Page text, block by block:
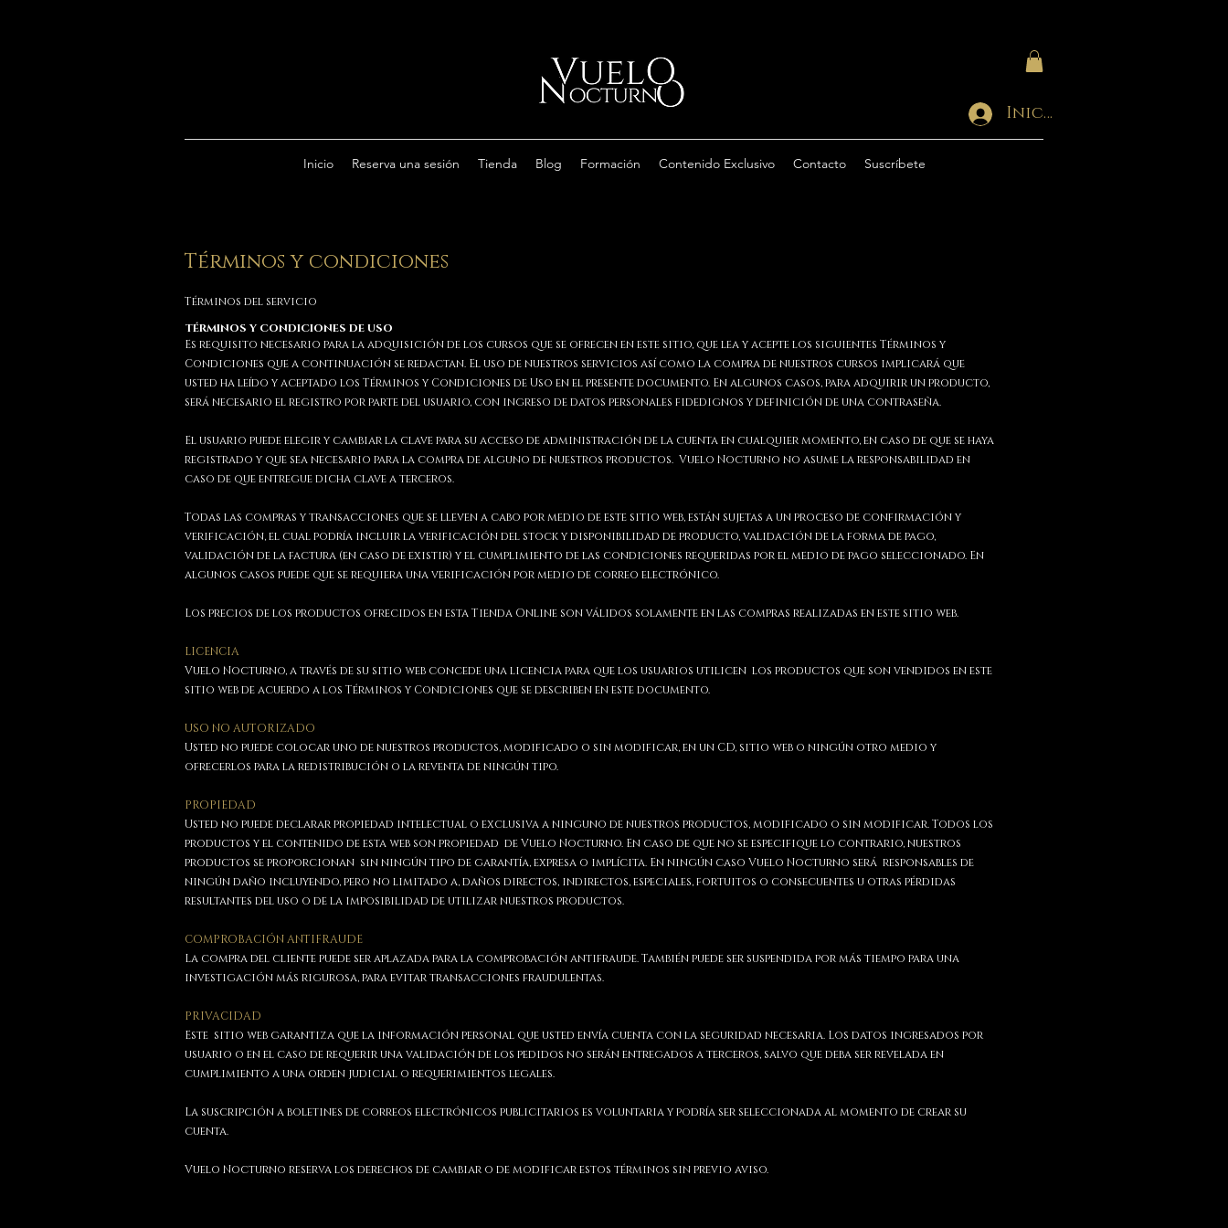
Inicio Reserva una sesión Tienda Blog Formación Contenido Exclusivo Contacto Suscríbete
Iniciar sesión
Términos y condiciones​
Términos del servicio
TÉRMINOS Y CONDICIONES DE USO
Es requisito necesario para la adquisición de los cursos que se ofrecen en este sitio, que lea y acepte los siguientes Términos y
Condiciones que a continuación se redactan. El uso de nuestros servicios así como la compra de nuestros cursos implicará que
usted ha leído y aceptado los Términos y Condiciones de Uso en el presente documento. En algunos casos, para adquirir un producto,
será necesario el registro por parte del usuario, con ingreso de datos personales fidedignos y definición de una contraseña.
El usuario puede elegir y cambiar la clave para su acceso de administración de la cuenta en cualquier momento, en caso de que se haya
registrado y que sea necesario para la compra de alguno de nuestros productos. Vuelo Nocturno no asume la responsabilidad en
caso de que entregue dicha clave a terceros.
Todas las compras y transacciones que se lleven a cabo por medio de este sitio web, están sujetas a un proceso de confirmación y
verificación, el cual podría incluir la verificación del stock y disponibilidad de producto, validación de la forma de pago,
validación de la factura (en caso de existir) y el cumplimiento de las condiciones requeridas por el medio de pago seleccionado. En
algunos casos puede que se requiera una verificación por medio de correo electrónico.
Los precios de los productos ofrecidos en esta Tienda Online son válidos solamente en las compras realizadas en este sitio web.
LICENCIA
Vuelo Nocturno, a través de su sitio web concede una licencia para que los usuarios utilicen los productos que son vendidos en este
sitio web de acuerdo a los Términos y Condiciones que se describen en este documento.
USO NO AUTORIZADO
Usted no puede colocar uno de nuestros productos, modificado o sin modificar, en un CD, sitio web o ningún otro medio y
ofrecerlos para la redistribución o la reventa de ningún tipo.
PROPIEDAD
Usted no puede declarar propiedad intelectual o exclusiva a ninguno de nuestros productos, modificado o sin modificar. Todos los
productos y el contenido de esta web son propiedad de Vuelo Nocturno. En caso de que no se especifique lo contrario, nuestros
productos se proporcionan sin ningún tipo de garantía, expresa o implícita. En ningún caso Vuelo Nocturno será responsables de
ningún daño incluyendo, pero no limitado a, daños directos, indirectos, especiales, fortuitos o consecuentes u otras pérdidas
resultantes del uso o de la imposibilidad de utilizar nuestros productos.
COMPROBACIÓN ANTIFRAUDE
La compra del cliente puede ser aplazada para la comprobación antifraude. También puede ser suspendida por más tiempo para una
investigación más rigurosa, para evitar transacciones fraudulentas.
PRIVACIDAD
Este sitio web garantiza que la información personal que usted envía cuenta con la seguridad necesaria. Los datos ingresados por
usuario o en el caso de requerir una validación de los pedidos no serán entregados a terceros, salvo que deba ser revelada en
cumplimiento a una orden judicial o requerimientos legales.
La suscripción a boletines de correos electrónicos publicitarios es voluntaria y podría ser seleccionada al momento de crear su
cuenta.
Vuelo Nocturno reserva los derechos de cambiar o de modificar estos términos sin previo aviso.